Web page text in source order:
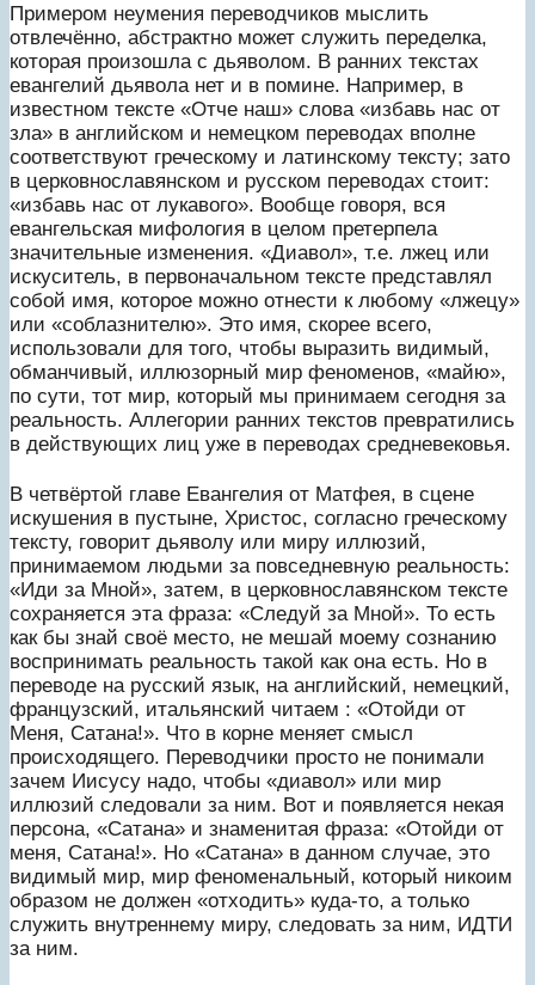
Примером неумения переводчиков мыслить
отвлечённо, абстрактно может служить переделка,
которая произошла с дьяволом. В ранних текстах
евангелий дьявола нет и в помине. Например, в
известном тексте «Отче наш» слова «избавь нас от
зла» в английском и немецком переводах вполне
соответствуют греческому и латинскому тексту; зато
в церковнославянском и русском переводах стоит:
«избавь нас от лукавого». Вообще говоря, вся
евангельская мифология в целом претерпела
значительные изменения. «Диавол», т.е. лжец или
искуситель, в первоначальном тексте представлял
собой имя, которое можно отнести к любому «лжецу»
или «соблазнителю». Это имя, скорее всего,
использовали для того, чтобы выразить видимый,
обманчивый, иллюзорный мир феноменов, «майю»,
по сути, тот мир, который мы принимаем сегодня за
реальность. Аллегории ранних текстов превратились
в действующих лиц уже в переводах средневековья.
В четвёртой главе Евангелия от Матфея, в сцене
искушения в пустыне, Христос, согласно греческому
тексту, говорит дьяволу или миру иллюзий,
принимаемом людьми за повседневную реальность:
«Иди за Мной», затем, в церковнославянском тексте
сохраняется эта фраза: «Следуй за Мной». То есть
как бы знай своё место, не мешай моему сознанию
воспринимать реальность такой как она есть. Но в
переводе на русский язык, на английский, немецкий,
французский, итальянский читаем : «Отойди от
Меня, Сатана!». Что в корне меняет смысл
происходящего. Переводчики просто не понимали
зачем Иисусу надо, чтобы «диавол» или мир
иллюзий следовали за ним. Вот и появляется некая
персона, «Сатана» и знаменитая фраза: «Отойди от
меня, Сатана!». Но «Сатана» в данном случае, это
видимый мир, мир феноменальный, который никоим
образом не должен «отходить» куда-то, а только
служить внутреннему миру, следовать за ним, ИДТИ
за ним.